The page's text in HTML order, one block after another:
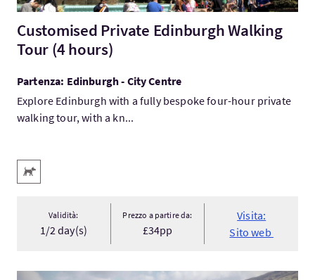
Customised Private Edinburgh Walking
Tour (4 hours)
Partenza: Edinburgh - City Centre
Explore Edinburgh with a fully bespoke four-hour private
walking tour, with a kn...
Servizi
Animali domestici benvenuti
Validità:
1/2 day(s)
Prezzo a partire da:
£34pp
Visita:
Sito web